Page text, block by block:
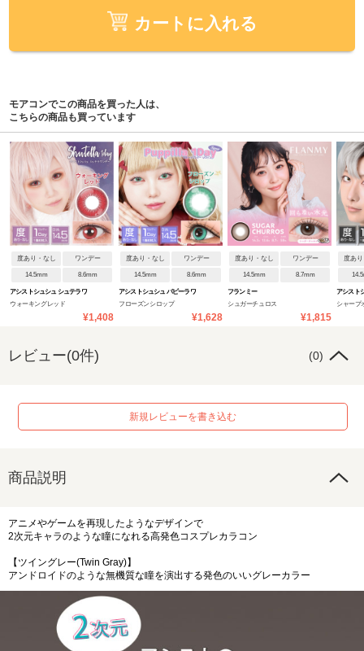
カートに入れる
モアコンでこの商品を買った人は、
こちらの商品も買っています
度あり・なし ワンデー
14.5mm 8.6mm
アシストシュシュ シュテラワ
ウォーキングレッド
¥1,408
度あり・なし ワンデー
14.5mm 8.6mm
アシストシュシュ パピーラワ
フローズンシロップ
¥1,628
度あり・なし ワンデー
14.5mm 8.7mm
フランミー
シュガーチュロス
¥1,815
度あ
アシスト
シャープ
レビュー(0件) (0)
新規レビューを書き込む
商品説明
アニメやゲームを再現したようなデザインで
2次元キャラのような瞳になれる高発色コスプレカラコン
【ツイングレー(Twin Gray)】
アンドロイドのような無機質な瞳を演出する発色のいいグレーカラー